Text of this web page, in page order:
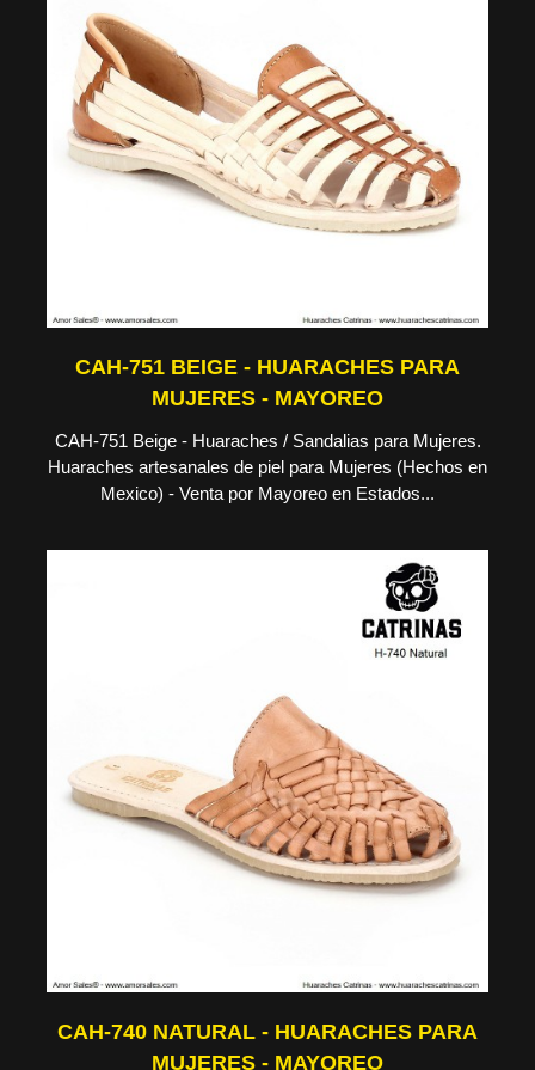
CAH-751 BEIGE - HUARACHES PARA
MUJERES - MAYOREO
CAH-751 Beige - Huaraches / Sandalias para Mujeres.
Huaraches artesanales de piel para Mujeres (Hechos en
Mexico) - Venta por Mayoreo en Estados...
CAH-740 NATURAL - HUARACHES PARA
MUJERES - MAYOREO